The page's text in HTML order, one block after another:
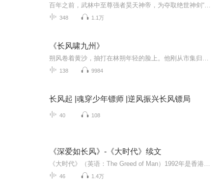
348 1.1万
《长风啸九州》
138 9984
长风起 |魂穿少年镖师 |逆风振兴长风镖局
40 108
《深爱如长风》-《大时代》续文
46 1.4万